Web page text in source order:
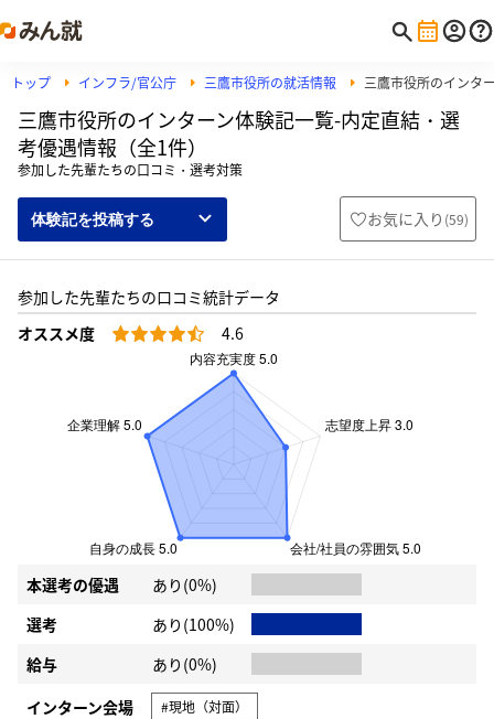
トップ インフラ/官公庁 三鷹市役所の就活情報 三鷹市役所のインタ
三鷹市役所のインターン体験記一覧-内定直結・選
考優遇情報（全1件）
参加した先輩たちの口コミ・選考対策
体験記を投稿する お気に入り (59)
参加した先輩たちの口コミ統計データ
オススメ度
4.6
本選考の優遇
あり(0%)
選考
あり(100%)
給与
あり(0%)
インターン会場
#現地（対面）